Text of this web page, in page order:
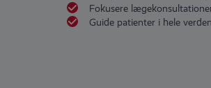
Fokusere
Guide patienter i hele